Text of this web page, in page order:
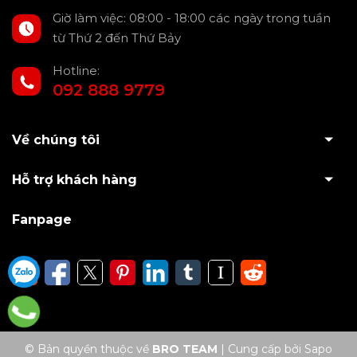
Tiệm cận phong cách xe cao cấp: Hầu hết các dòng xe
sang hiện nay đều được trang bị LED mí như một phần
bạn cũng có thể mang phong thái đẳng cấp tương tự.
màu linh hoạt – phù hợp với mọi cá tính và phong cách
Giờ làm việc: 08:00 - 18:00 các ngày trong tuần
từ Thứ 2 đến Thứ Bảy
Hotline:
092 888 9779
Về chúng tôi
Hỗ trợ khách hàng
Fanpage
© Bản quyền thuộc về BRO TEAM | Cung cấp bởi Sapo